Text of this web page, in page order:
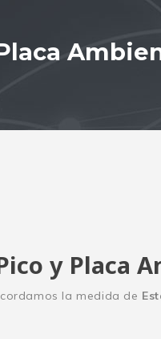
y Placa
la medida de